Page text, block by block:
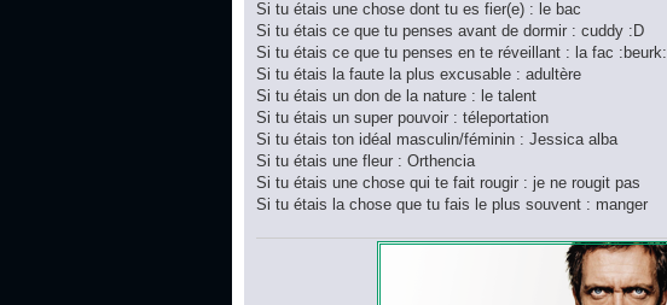
Si tu étais une chose dont tu es fier(e) : le bac
Si tu étais ce que tu penses avant de dormir : cuddy :D
Si tu étais ce que tu penses en te réveillant : la fac :beurk:
Si tu étais la faute la plus excusable : adultère
Si tu étais un don de la nature : le talent
Si tu étais un super pouvoir : téleportation
Si tu étais ton idéal masculin/féminin : Jessica alba
Si tu étais une fleur : Orthencia
Si tu étais une chose qui te fait rougir : je ne rougit pas
Si tu étais la chose que tu fais le plus souvent : manger